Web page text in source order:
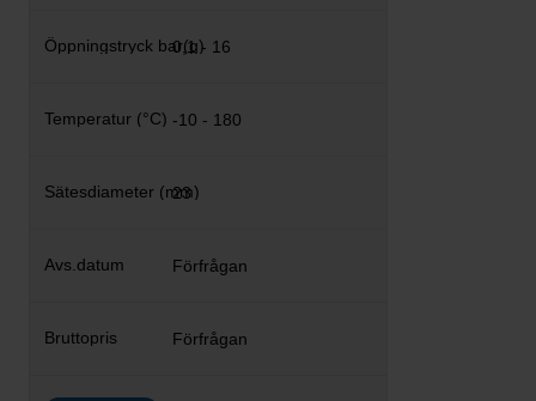
0,1 - 16
-10 - 180
23
Förfrågan
Förfrågan